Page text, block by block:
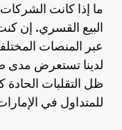
ما إذا كانت
البيع القسري. إن
عبر المنصات
لدينا تستعرض مدى
ظل التقلبات
للمتداول في